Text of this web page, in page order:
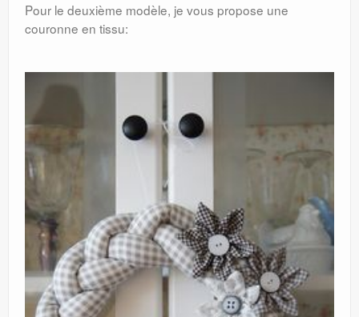
Pour le deuxième modèle, je vous propose une
couronne en tissu: